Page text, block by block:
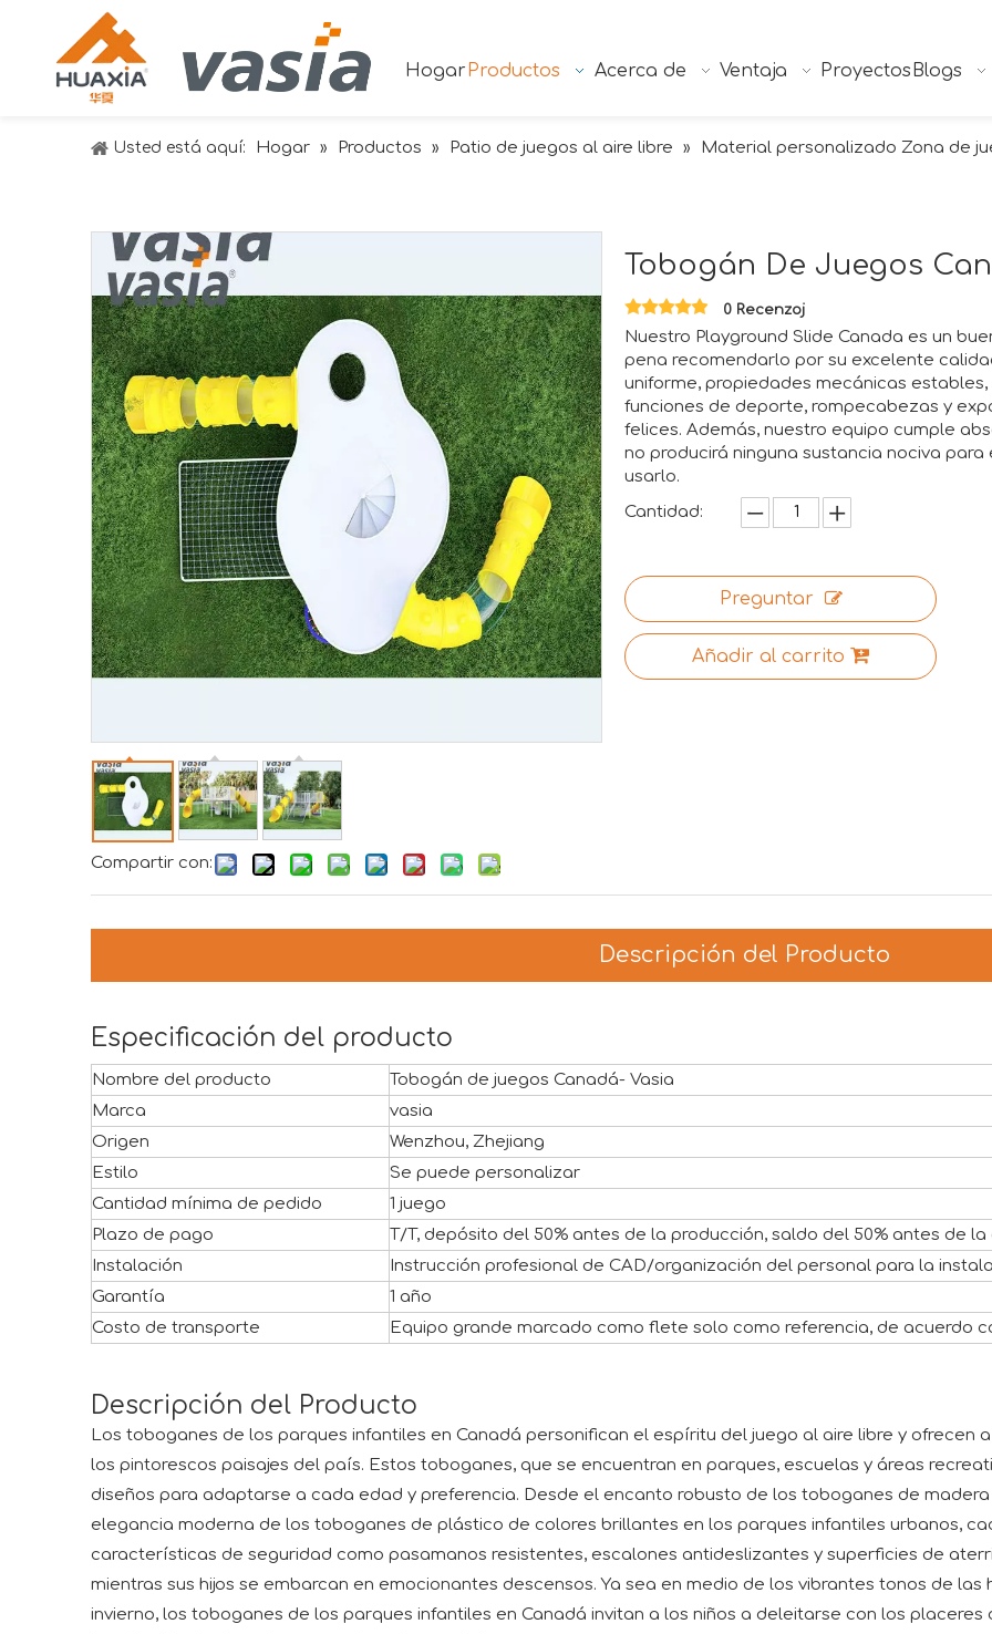
Hogar Productos Acerca de Ventaja Proyectos Blogs
Usted está aquí: Hogar » Productos » Patio de juegos al aire libre » Material personalizado Zona de
Compartir con:
Tobogán De Juegos
0 Recenzoj
Nuestro Playground Slide Canada es un
pena recomendarlo por su excelente
uniforme, propiedades mecánicas
funciones de deporte, rompecabezas y
felices. Además, nuestro equipo cumple
no producirá ninguna sustancia nociva
usarlo.
Cantidad:
Preguntar
Añadir al carrito
Descripción del Producto
Especificación del producto
Nombre del producto
Tobogán de juegos Canadá- Vasia
Marca
vasia
Origen
Wenzhou, Zhejiang
Estilo
Se puede personalizar
Cantidad mínima de pedido
1 juego
Plazo de pago
T/T, depósito del 50% antes de la producción, saldo del 50% antes de
Instalación
Instrucción profesional de CAD/organización del personal para la
Garantía
1 año
Costo de transporte
Equipo grande marcado como flete solo como referencia, de acuerdo
Descripción del Producto
Los toboganes de los parques infantiles en Canadá personifican el espíritu del juego al aire libre y ofrecen
los pintorescos paisajes del país. Estos toboganes, que se encuentran en parques, escuelas y áreas
diseños para adaptarse a cada edad y preferencia. Desde el encanto robusto de los toboganes de
elegancia moderna de los toboganes de plástico de colores brillantes en los parques infantiles urbanos,
características de seguridad como pasamanos resistentes, escalones antideslizantes y superficies de
mientras sus hijos se embarcan en emocionantes descensos. Ya sea en medio de los vibrantes tonos de
invierno, los toboganes de los parques infantiles en Canadá invitan a los niños a deleitarse con los